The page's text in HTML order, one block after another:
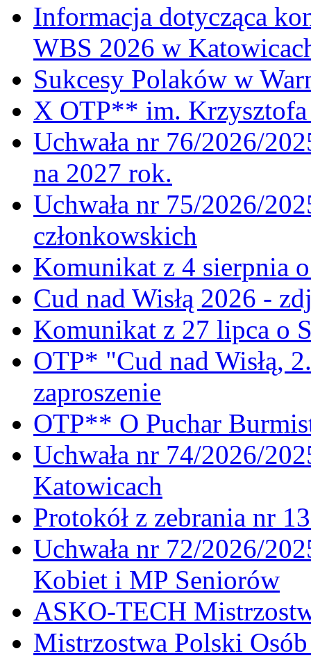
Informacja dotycząca
WBS 2026 w
Sukcesy Polaków w
X OTP** im. Krzysztofa
Uchwała nr 76/2026/
na 2027 rok.
Uchwała nr 75/2026/
członkowskich
Komunikat z 4 sierpnia
Cud nad Wisłą 2026 -
Komunikat z 27 lipca o
OTP* "Cud nad Wisłą,
zaproszenie
OTP** O Puchar
Uchwała nr 74/2026/
Katowicach
Protokół z zebrania nr
Uchwała nr 72/2026/
Kobiet i MP Seniorów
ASKO-TECH
Mistrzostwa Polski